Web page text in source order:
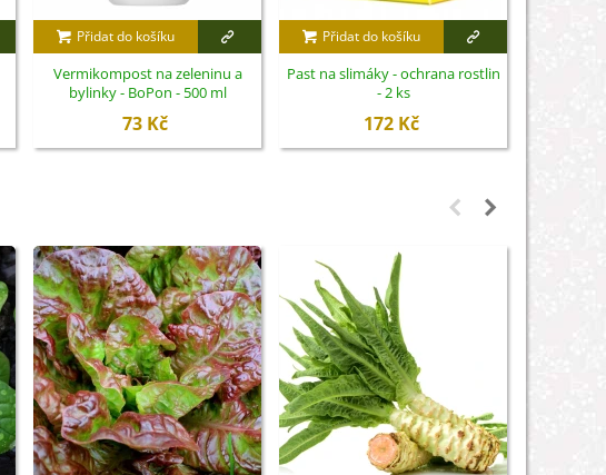
Přidat do košíku
Vermikompost na zeleninu a
bylinky - BoPon - 500 ml
73 Kč
Přidat do košíku
Past na slimáky - ochrana rostlin
- 2 ks
172 Kč